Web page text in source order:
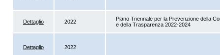
Dettaglio 2022
Piano Triennale per la Prevenzione della
e della Trasparenza 2022-2024
Dettaglio 2022